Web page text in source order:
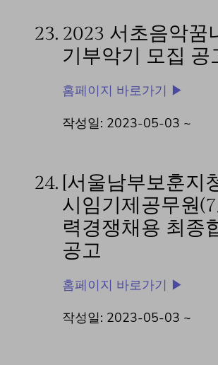
23. 2023 서초음악꿈
기부악기 모집 공
홈페이지 바로가기 ▶
작성일: 2023-05-03 ~
24. [서울남부보훈지
시임기제공무원(7
력경쟁채용 최종
공고
홈페이지 바로가기 ▶
작성일: 2023-05-03 ~